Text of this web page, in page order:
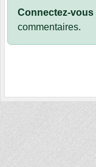
Connectez-vous
commentaires.